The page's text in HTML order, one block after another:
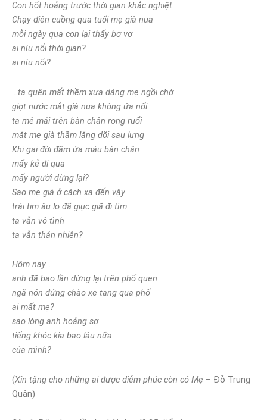
Con hốt hoảng trước thời gian khắc nghiệt
Chạy điên cuồng qua tuổi mẹ già nua
mỗi ngày qua con lại thấy bơ vơ
ai níu nổi thời gian?
ai níu nổi?
…ta quên mất thềm xưa dáng mẹ ngồi chờ
giọt nước mắt già nua không ứa nổi
ta mê mải trên bàn chân rong ruổi
mắt mẹ già thầm lặng dõi sau lưng
Khi gai đời đâm ứa máu bàn chân
mấy kẻ đi qua
mấy người dừng lại?
Sao mẹ già ở cách xa đến vậy
trái tim âu lo đã giục giã đi tìm
ta vẫn vô tình
ta vẫn thản nhiên?
Hôm nay…
anh đã bao lần dừng lại trên phố quen
ngã nón đứng chào xe tang qua phố
ai mất mẹ?
sao lòng anh hoảng sợ
tiếng khóc kia bao lâu nữa
của mình?
(Xin tặng cho những ai được diễm phúc còn có Mẹ – Đỗ Trung
Quân)